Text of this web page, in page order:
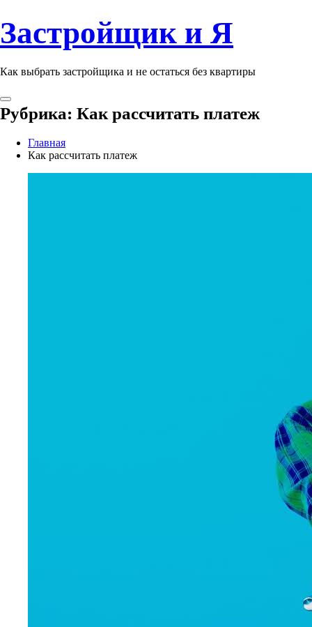
Застройщик и Я
Как выбрать застройщика и не остаться без квартиры
Рубрика: Как рассчитать платеж
Главная
Как рассчитать платеж